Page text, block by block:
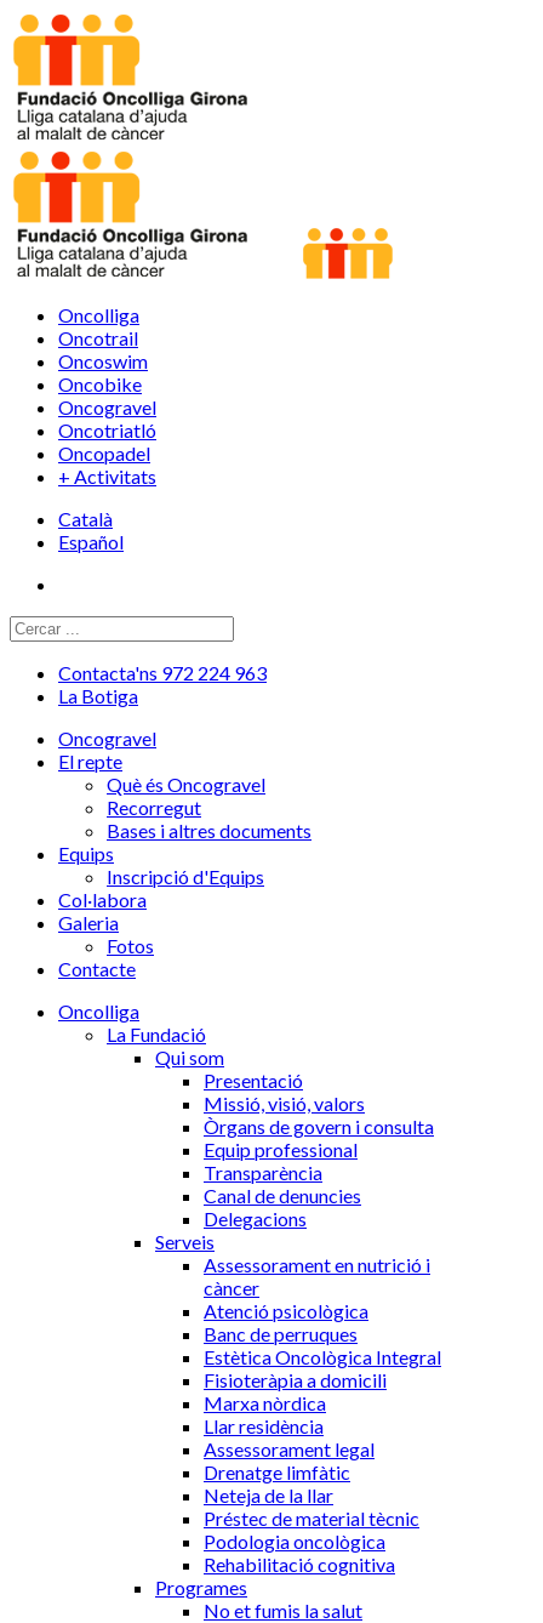
Oncolliga
Oncotrail
Oncoswim
Oncobike
Oncogravel
Oncotriatló
Oncopadel
+ Activitats
Català
Español
Contacta'ns 972 224 963
La Botiga
Oncogravel
El repte
Què és Oncogravel
Recorregut
Bases i altres documents
Equips
Inscripció d'Equips
Col·labora
Galeria
Fotos
Contacte
Oncolliga
La Fundació
Qui som
Presentació
Missió, visió, valors
Òrgans de govern i consulta
Equip professional
Transparència
Canal de denuncies
Delegacions
Serveis
Assessorament en nutrició i
càncer
Atenció psicològica
Banc de perruques
Estètica Oncològica Integral
Fisioteràpia a domicili
Marxa nòrdica
Llar residència
Assessorament legal
Drenatge limfàtic
Neteja de la llar
Préstec de material tècnic
Podologia oncològica
Rehabilitació cognitiva
Programes
No et fumis la salut